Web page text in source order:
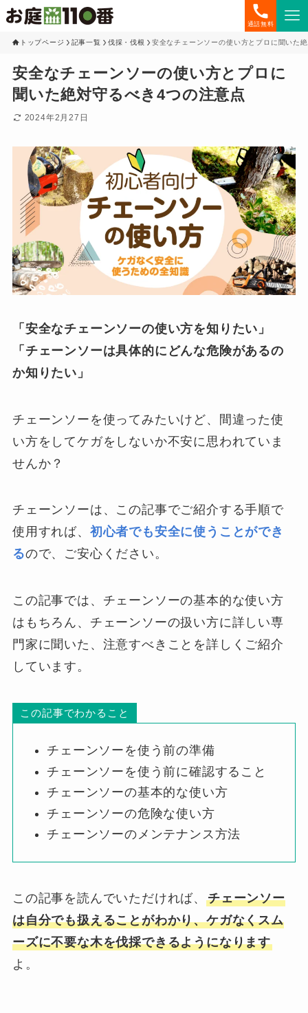
通話無料
トップページ 記事一覧 伐採・伐根 安全なチェーンソーの使い方とプロに聞いた
安全なチェーンソーの使い方とプロに
聞いた絶対守るべき4つの注意点
2024年2月27日
「安全なチェーンソーの使い方を知りたい」
「チェーンソーは具体的にどんな危険があるの
か知りたい」
チェーンソーを使ってみたいけど、間違った使
い方をしてケガをしないか不安に思われていま
せんか？
チェーンソーは、この記事でご紹介する手順で
使用すれば、 初心者でも安全に使うことができ
るので、ご安心ください。
この記事では、チェーンソーの基本的な使い方
はもちろん、チェーンソーの扱い方に詳しい専
門家に聞いた、注意すべきことを詳しくご紹介
しています。
この記事でわかること
チェーンソーを使う前の準備
チェーンソーを使う前に確認すること
チェーンソーの基本的な使い方
チェーンソーの危険な使い方
チェーンソーのメンテナンス方法
この記事を読んでいただければ、チェーンソー
は自分でも扱えることがわかり、ケガなくスム
ーズに不要な木を伐採できるようになります
よ。